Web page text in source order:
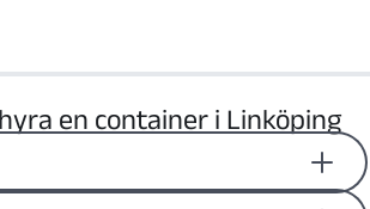
en container i Linköping